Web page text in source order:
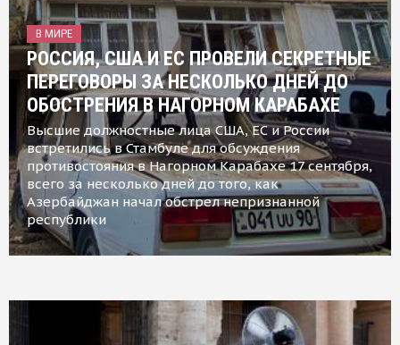
В МИРЕ
РОССИЯ, США И ЕС ПРОВЕЛИ СЕКРЕТНЫЕ
ПЕРЕГОВОРЫ ЗА НЕСКОЛЬКО ДНЕЙ ДО
ОБОСТРЕНИЯ В НАГОРНОМ КАРАБАХЕ
Высшие должностные лица США, ЕС и России
встретились в Стамбуле для обсуждения
противостояния в Нагорном Карабахе 17 сентября,
всего за несколько дней до того, как
Азербайджан начал обстрел непризнанной
республики